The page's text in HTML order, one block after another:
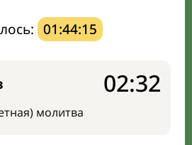
01:44:14
молитва
02:32